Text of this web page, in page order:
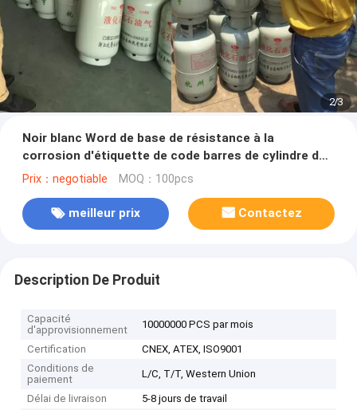
2/3
Noir blanc Word de base de résistance à la
corrosion d'étiquette de code barres de cylindre de
Lpg facile à lire
Prix：negotiable MOQ：100pcs
meilleur prix Contactez
Description De Produit
Capacité
d'approvisionnement
10000000 PCS par mois
Certification
CNEX, ATEX, ISO9001
Conditions de
paiement
L/C, T/T, Western Union
Délai de livraison
5-8 jours de travail